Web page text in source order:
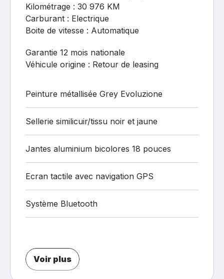
Kilométrage : 30 976 KM
Carburant : Electrique
Boite de vitesse : Automatique
Garantie 12 mois nationale
Véhicule origine : Retour de leasing
Peinture métallisée Grey Evoluzione
Sellerie similicuir/tissu noir et jaune
Jantes aluminium bicolores 18 pouces
Ecran tactile avec navigation GPS
Système Bluetooth
Voir plus